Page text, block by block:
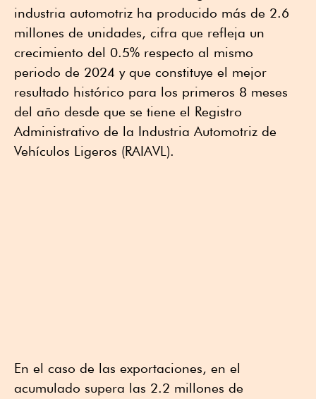
industria automotriz ha producido más de 2.6
millones de unidades, cifra que refleja un
crecimiento del 0.5% respecto al mismo
periodo de 2024 y que constituye el mejor
resultado histórico para los primeros 8 meses
del año desde que se tiene el Registro
Administrativo de la Industria Automotriz de
Vehículos Ligeros (RAIAVL).
En el caso de las exportaciones, en el
acumulado supera las 2.2 millones de